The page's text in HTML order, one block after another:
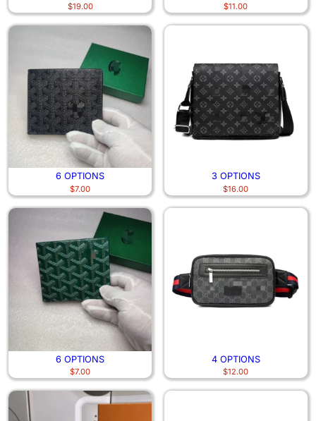
$19.00 $11.00
6 OPTIONS
$7.00
3 OPTIONS
$16.00
6 OPTIONS
$7.00
4 OPTIONS
$12.00